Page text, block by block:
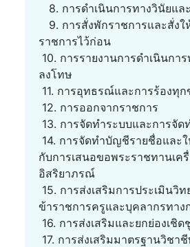
8. การดำเนินการทางวินัยแล
9. การสั่งพักราชการและสั่งใ
ราชการไว้ก่อน
10. การรายงานการดำเนินกา
ลงโทษ
11. การอุทธรณ์และการร้องทุก
12. การออกจากราชการ
13. การจัดทำระบบและการจัด
14. การจัดทำบัญชีรายชื่อและใ
กับการเสนอขอพระราชทานเค
อิสริยาภรณ์
15. การส่งเสริมการประเมินวิท
ข้าราชการครูและบุคลากรทาง
16. การส่งเสริมและยกย่องเชิด
17. การส่งเสริมมาตรฐานวิชา